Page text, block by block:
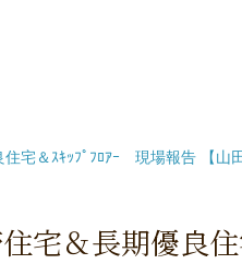
宅＆ｽｷｯﾌﾟﾌﾛｱｰ 現場報告 【山田
宅＆長期優良